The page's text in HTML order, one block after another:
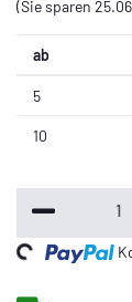
(Sie sparen
ab
5
10